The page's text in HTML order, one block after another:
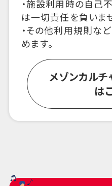
・施設利用時の自己
は一切責任を負いま
・その他利用規則な
めます。
メゾンカル
は